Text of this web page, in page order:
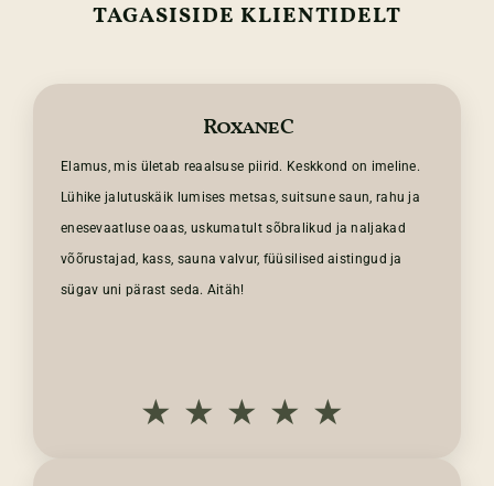
TAGASISIDE KLIENTIDELT
Roxane C
Elamus, mis ületab reaalsuse piirid. Keskkond on imeline.
Lühike jalutuskäik lumises metsas, suitsune saun, rahu ja
enesevaatluse oaas, uskumatult sõbralikud ja naljakad
võõrustajad, kass, sauna valvur, füüsilised aistingud ja
sügav uni pärast seda. Aitäh!
★★★★★